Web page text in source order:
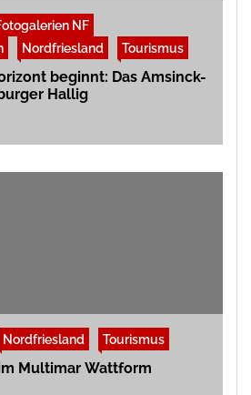
NF
Nordfriesland Tourismus
beginnt: Das Amsinck-
Hallig
Nordfriesland Tourismus
Multimar Wattform